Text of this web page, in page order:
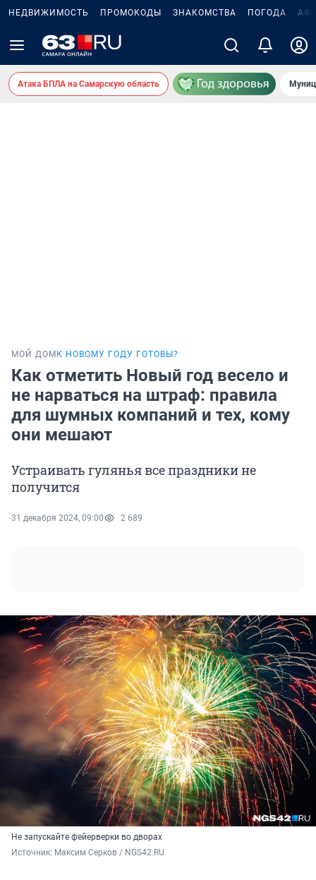
НЕДВИЖИМОСТЬ ПРОМОКОДЫ ЗНАКОМСТВА ПОГОДА
Атака БПЛА на Самарскую область
МОЙ ДОМ К НОВОМУ ГОДУ ГОТОВЫ?
Как отметить Новый год весело и
не нарваться на штраф: правила
для шумных компаний и тех, кому
они мешают
Устраивать гулянья все праздники не
получится
31 декабря 2024, 09:00 2 689
Не запускайте фейерверки во дворах
Источник: Максим Серков / NGS42.RU